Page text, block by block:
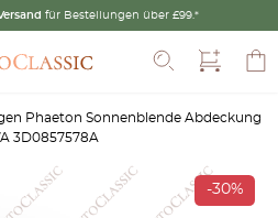
für Bestellungen über £99.*Suche
Phaeton Sonnenblende Abdeckung
3D0857578A
-30%